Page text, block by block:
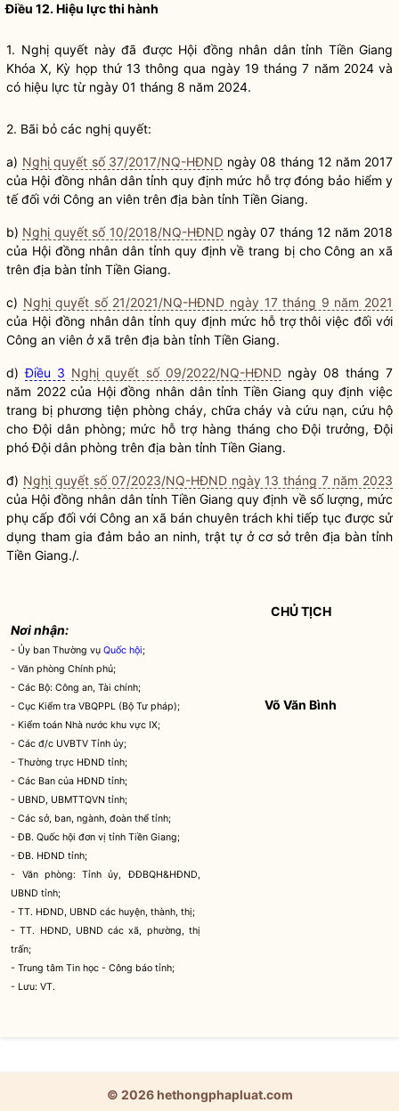
Điều 12. Hiệu lực thi hành
1. Nghị quyết này đã được Hội đồng nhân dântỉnh Tiền Giang
Khóa X, Kỳ họp thứ 13 thông qua ngày 19 tháng 7 năm 2024 và
có hiệu lực từ ngày 01 tháng 8 năm 2024.
2. Bãi bỏ các nghị quyết:
a) Nghị quyết số 37/2017/NQ-HĐND ngày 08 tháng 12 năm 2017
của Hội đồng nhân dân tỉnh quy định mức hỗ trợ đóng bảo hiểm y
tế đối với Công an viên trên địa bàn tỉnh Tiền Giang.
b) Nghị quyết số 10/2018/NQ-HĐNDngày 07 tháng 12 năm 2018
của Hội đồng nhân dân tỉnh quy định về trang bị cho Công anxã
trên địa bàn tỉnh Tiền Giang.
c) Nghị quyết số 21/2021/NQ-HĐND ngày 17 tháng 9 năm 2021
của Hội đồng nhân dân tỉnh quy định mức hỗ trợ thôi việc đối với
Công an viên ở xã trên địa bàn tỉnh Tiền Giang.
d)Điều 3 Nghị quyết số 09/2022/NQ-HĐNDngày 08 tháng 7
năm 2022 của Hội đồng nhân dântỉnh Tiền Giang quy định việc
trang bị phương tiện phòng cháy, chữa cháy và cứu nạn, cứu hộ
cho Đội dân phòng; mức hỗ trợ hàng tháng cho Đội trưởng, Đội
phó Đội dân phòng trên địa bàn tỉnh Tiền Giang.
đ) Nghị quyết số 07/2023/NQ-HĐND ngày 13 tháng 7 năm 2023
của Hội đồng nhân dântỉnh Tiền Giang quy định về số lượng, mức
phụ cấp đối với Công an xã bán chuyên trách khi tiếp tục được sử
dụng tham gia đảm bảo an ninh, trật tự ở cơ sở trên địa bàn tỉnh
Tiền Giang./.
Nơi nhận:
- Ủy ban Thường vụQuốc hội;
- Văn phòng Chính phủ;
- Các Bộ: Công an, Tài chính;
- Cục Kiểm tra VBQPPL (Bộ Tư pháp);
- Kiểm toán Nhà nước khu vực IX;
- Các đ/c UVBTV Tỉnh ủy;
- Thường trực HĐND tỉnh;
- Các Ban của HĐND tỉnh;
- UBND, UBMTTQVN tỉnh;
- Các sở, ban, ngành, đoàn thể tỉnh;
- ĐB.Quốc hội đơn vị tỉnh Tiền Giang;
- ĐB. HĐND tỉnh;
- Văn phòng: Tỉnh ủy, ĐĐBQH&HĐND,
UBND tỉnh;
- TT. HĐND, UBND các huyện, thành, thị;
- TT. HĐND, UBND các xã, phường, thị
trấn;
- Trung tâm Tin học - Công báo tỉnh;
- Lưu: VT.
CHỦ TỊCH
Võ Văn Bình
© 2026 hethongphapluat.com